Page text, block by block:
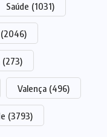
Saúde (1031)
(2046)
(273)
Valença (496)
(3793)